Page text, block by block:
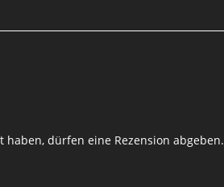
dürfen eine Rezension abgeben.